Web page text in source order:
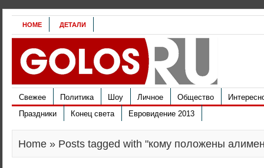
HOME ДЕТАЛИ
Свежее Политика Шоу Личное Общество
Праздники
Конец света Евровидение 2013
Home » Posts tagged with "кому положены